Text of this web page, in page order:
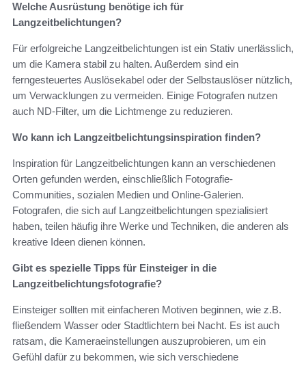
Welche Ausrüstung benötige ich für
Langzeitbelichtungen?
Für erfolgreiche Langzeitbelichtungen ist ein Stativ unerlässlich,
um die Kamera stabil zu halten. Außerdem sind ein
ferngesteuertes Auslösekabel oder der Selbstauslöser nützlich,
um Verwacklungen zu vermeiden. Einige Fotografen nutzen
auch ND-Filter, um die Lichtmenge zu reduzieren.
Wo kann ich Langzeitbelichtungsinspiration finden?
Inspiration für Langzeitbelichtungen kann an verschiedenen
Orten gefunden werden, einschließlich Fotografie-
Communities, sozialen Medien und Online-Galerien.
Fotografen, die sich auf Langzeitbelichtungen spezialisiert
haben, teilen häufig ihre Werke und Techniken, die anderen als
kreative Ideen dienen können.
Gibt es spezielle Tipps für Einsteiger in die
Langzeitbelichtungsfotografie?
Einsteiger sollten mit einfacheren Motiven beginnen, wie z.B.
fließendem Wasser oder Stadtlichtern bei Nacht. Es ist auch
ratsam, die Kameraeinstellungen auszuprobieren, um ein
Gefühl dafür zu bekommen, wie sich verschiedene